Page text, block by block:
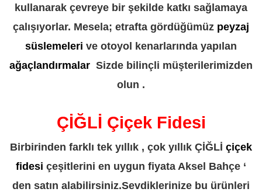
kullanarak çevreye bir şekilde katkı sağlamaya
çalışıyorlar. Mesela; etrafta gördüğümüz peyzaj
süslemeleri ve otoyol kenarlarında yapılan
ağaçlandırmalar Sizde bilinçli müşterilerimizden
olun .
ÇİĞLİ Çiçek Fidesi
Birbirinden farklı tek yıllık , çok yıllık ÇİĞLİ çiçek
fidesi çeşitlerini en uygun fiyata Aksel Bahçe ‘
den satın alabilirsiniz.Sevdiklerinize bu ürünleri